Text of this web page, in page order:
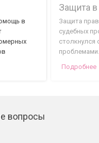
в
Защита
Защита
судебных
проблемами.
Подробнее
вопросы